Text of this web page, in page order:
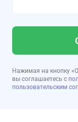
Нажимая на кнопку
вы соглашаетесь с
пользовательским